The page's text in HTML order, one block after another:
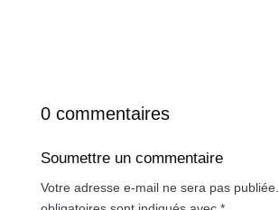
0 commentaires
Soumettre un commentaire
Votre adresse e-mail ne sera pas publiée.